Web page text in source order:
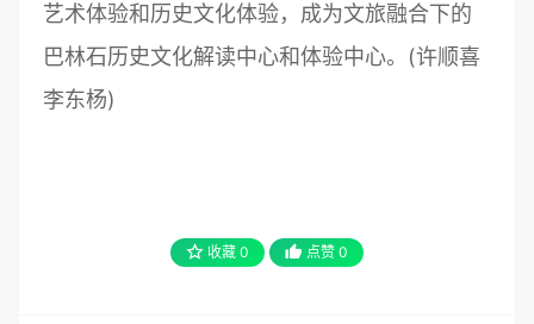
艺术体验和历史文化体验，成为文旅融合下的
巴林石历史文化解读中心和体验中心。(许顺喜
李东杨)
收藏 0 点赞 0